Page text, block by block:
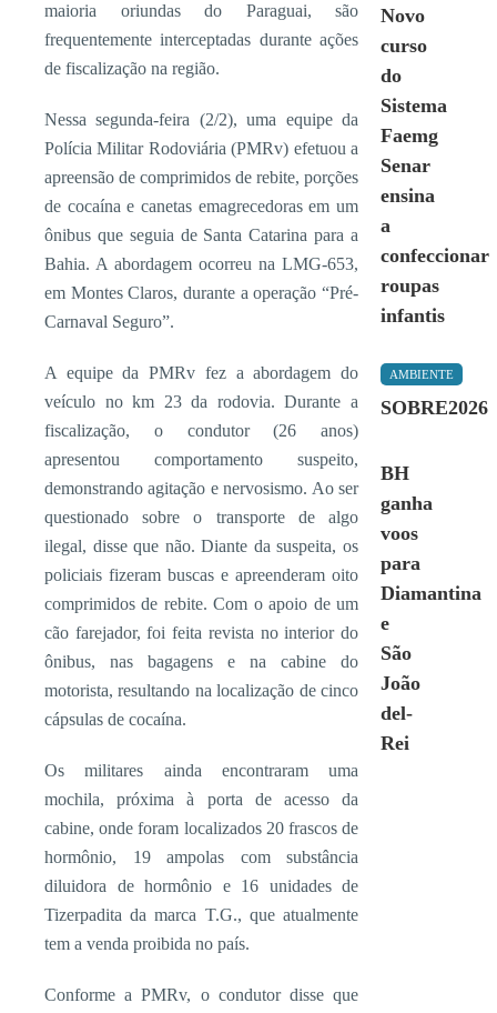
maioria oriundas do Paraguai, são
frequentemente interceptadas durante ações
de fiscalização na região.
Nessa segunda-feira (2/2), uma equipe da
Polícia Militar Rodoviária (PMRv) efetuou a
apreensão de comprimidos de rebite, porções
de cocaína e canetas emagrecedoras em um
ônibus que seguia de Santa Catarina para a
Bahia. A abordagem ocorreu na LMG-653,
em Montes Claros, durante a operação “Pré-
Carnaval Seguro”.
A equipe da PMRv fez a abordagem do
veículo no km 23 da rodovia. Durante a
fiscalização, o condutor (26 anos)
apresentou comportamento suspeito,
demonstrando agitação e nervosismo. Ao ser
questionado sobre o transporte de algo
ilegal, disse que não. Diante da suspeita, os
policiais fizeram buscas e apreenderam oito
comprimidos de rebite. Com o apoio de um
cão farejador, foi feita revista no interior do
ônibus, nas bagagens e na cabine do
motorista, resultando na localização de cinco
cápsulas de cocaína.
Os militares ainda encontraram uma
mochila, próxima à porta de acesso da
cabine, onde foram localizados 20 frascos de
hormônio, 19 ampolas com substância
diluidora de hormônio e 16 unidades de
Tizerpadita da marca T.G., que atualmente
tem a venda proibida no país.
Conforme a PMRv, o condutor disse que
Novo
curso
do
Sistema
Faemg
Senar
ensina
a
confeccionar
roupas
infantis
AMBIENTE
SOBRE2026
BH
ganha
voos
para
Diamantina
e
São
João
del-
Rei